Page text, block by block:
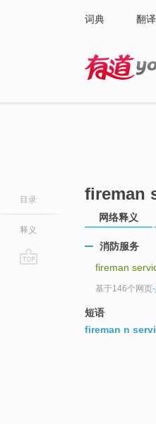
词典 翻译
目录
释义
fireman
网络释义
消防服务
fireman
基于146个网页-
短语
fireman n